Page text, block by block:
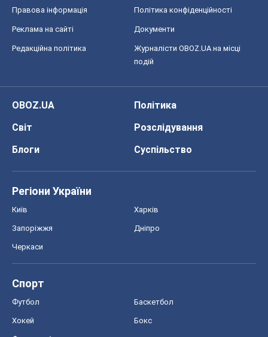
Правова інформація Політика конфіденційності
Реклама на сайті Документи
Редакційна політика
Журналісти OBOZ.UA на місці
подій
OBOZ.UA
Політика
Світ
Розслідування
Блоги
Суспільство
Регіони України
Київ Харків
Запоріжжя Дніпро
Черкаси
Спорт
Футбол Баскетбол
Хокей Бокс